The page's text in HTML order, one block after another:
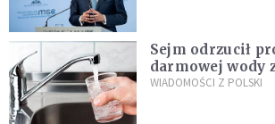
Sejm odrzucił
darmowej wody
restauracjach
WIADOMOŚCI Z POLSKI